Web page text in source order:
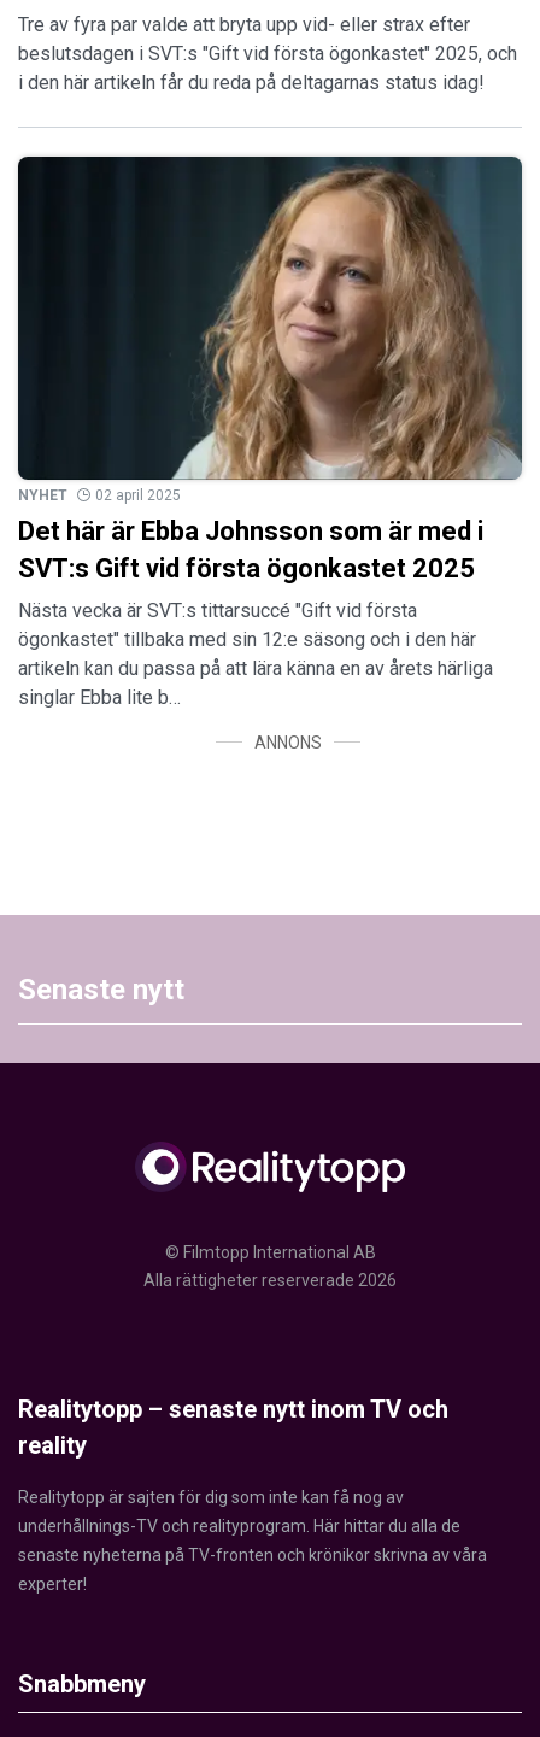
Tre av fyra par valde att bryta upp vid- eller strax efter
beslutsdagen i SVT:s "Gift vid första ögonkastet" 2025, och
i den här artikeln får du reda på deltagarnas status idag!
NYHET 02 april 2025
Det här är Ebba Johnsson som är med i
SVT:s Gift vid första ögonkastet 2025
Nästa vecka är SVT:s tittarsuccé "Gift vid första
ögonkastet" tillbaka med sin 12:e säsong och i den här
artikeln kan du passa på att lära känna en av årets härliga
singlar Ebba lite b…
ANNONS
Senaste nytt
© Filmtopp International AB
Alla rättigheter reserverade 2026
Realitytopp – senaste nytt inom TV och
reality
Realitytopp är sajten för dig som inte kan få nog av
underhållnings-TV och realityprogram. Här hittar du alla de
senaste nyheterna på TV-fronten och krönikor skrivna av våra
experter!
Snabbmeny